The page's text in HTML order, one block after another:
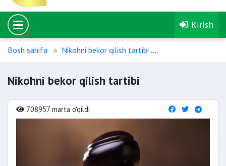
Kirish
Bosh sahifa Nikohni bekor qilish tartibi
Nikohni bekor qilish tartibi
708957 marta o'qildi